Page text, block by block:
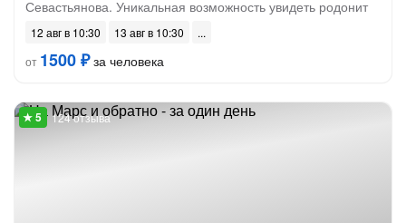
Севастьянова. Уникальная возможность увидеть родонит
12 авг в 10:30
13 авг в 10:30
от 1500 ₽за человека
124 отзыва